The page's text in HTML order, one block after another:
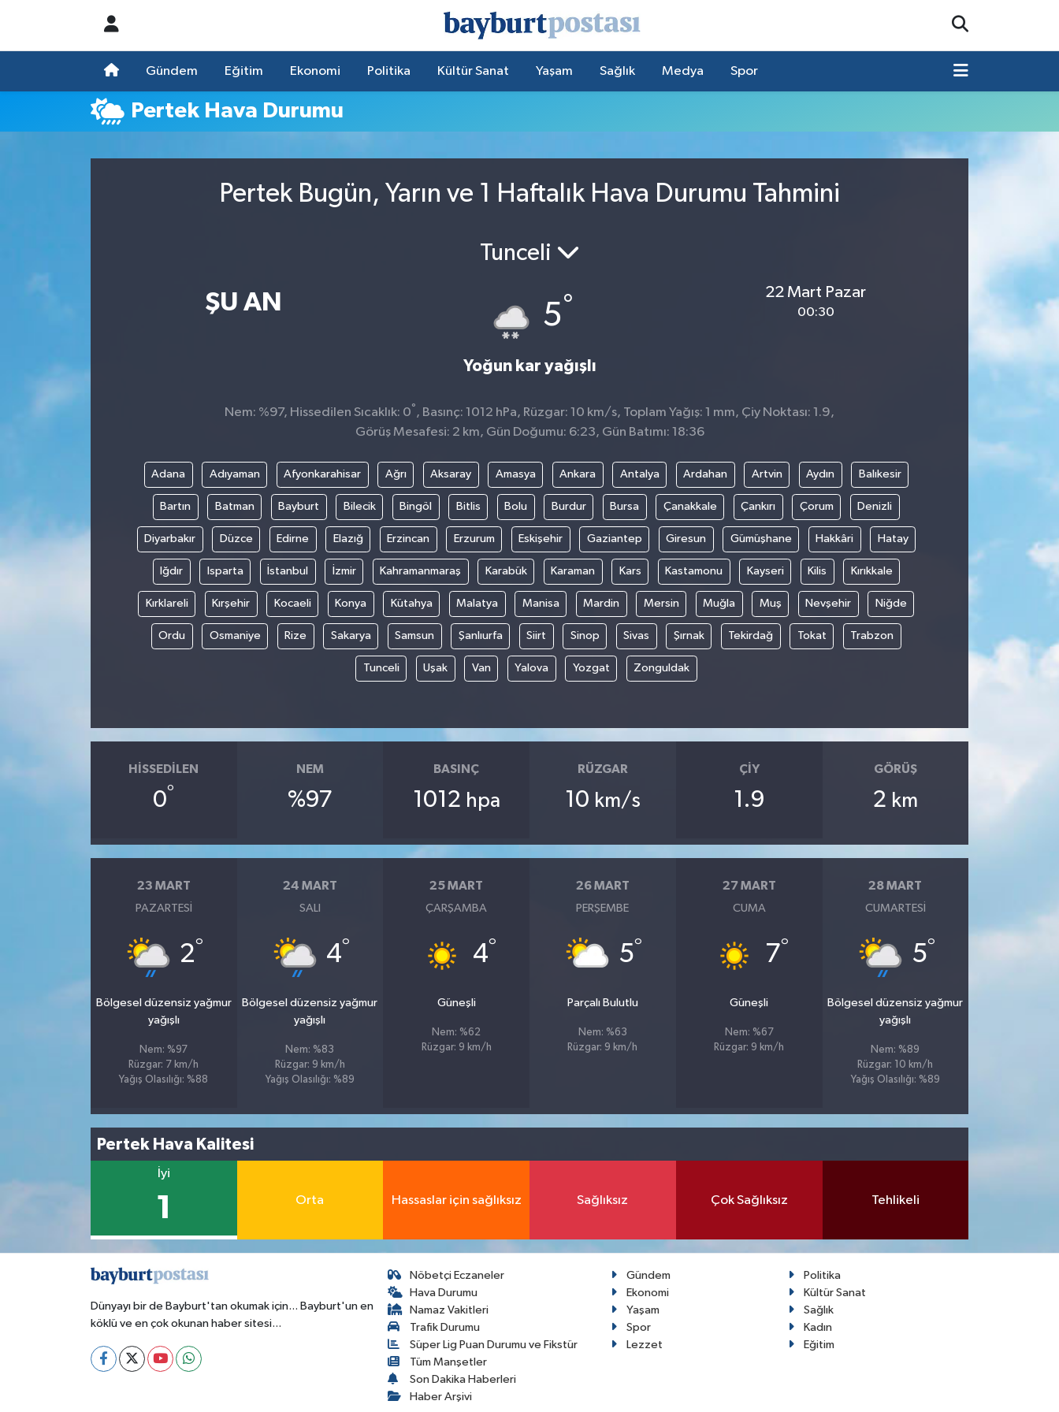
Gündem Eğitim Ekonomi Politika Kültür Sanat Yaşam Sağlık Medya Spor
Pertek Hava Durumu
Pertek Bugün, Yarın ve 1 Haftalık Hava Durumu Tahmini
ŞU AN
Tunceli
5°
Yoğun kar yağışlı
22 Mart Pazar
00:30
Nem: %97, Hissedilen Sıcaklık: 0° , Basınç: 1012 hPa, Rüzgar: 10 km/s, Toplam Yağış: 1 mm, Çiy Noktası: 1.9,
Görüş Mesafesi: 2 km, Gün Doğumu: 6:23, Gün Batımı: 18:36
Adana Adıyaman Afyonkarahisar Ağrı Aksaray Amasya Ankara Antalya Ardahan Artvin Aydın Balıkesir
Bartın Batman Bayburt Bilecik Bingöl Bitlis Bolu Burdur Bursa Çanakkale Çankırı Çorum Denizli
Diyarbakır Düzce Edirne Elazığ Erzincan Erzurum Eskişehir Gaziantep Giresun Gümüşhane Hakkâri Hatay
Iğdır Isparta İstanbul İzmir Kahramanmaraş Karabük Karaman Kars Kastamonu Kayseri Kilis Kırıkkale
Kırklareli Kırşehir Kocaeli Konya Kütahya Malatya Manisa Mardin Mersin Muğla Muş Nevşehir Niğde
Ordu Osmaniye Rize Sakarya Samsun Şanlıurfa Siirt Sinop Sivas Şırnak Tekirdağ Tokat Trabzon
Tunceli Uşak Van Yalova Yozgat Zonguldak
HISSEDILEN
0°
NEM
%97
BASINÇ
1012 hpa
RÜZGAR
10 km/s
ÇIY
1.9
GÖRÜŞ
2 km
23 MART
PAZARTESI
2°
Bölgesel düzensiz yağmur
yağışlı
Nem: %97
Rüzgar: 7 km/h
Yağış Olasılığı: %88
24 MART
SALI
4°
Bölgesel düzensiz yağmur
yağışlı
Nem: %83
Rüzgar: 9 km/h
Yağış Olasılığı: %89
25 MART
ÇARŞAMBA
4°
Güneşli
Nem: %62
Rüzgar: 9 km/h
26 MART
PERŞEMBE
5°
Parçalı Bulutlu
Nem: %63
Rüzgar: 9 km/h
27 MART
CUMA
7°
Güneşli
Nem: %67
Rüzgar: 9 km/h
28 MART
CUMARTESI
5°
Bölgesel düzensiz yağmur
yağışlı
Nem: %89
Rüzgar: 10 km/h
Yağış Olasılığı: %89
Pertek Hava Kalitesi
İyi
1 Orta Hassaslar için sağlıksız Sağlıksız Çok Sağlıksız Tehlikeli
Dünyayı bir de Bayburt'tan okumak için... Bayburt'un en
köklü ve en çok okunan haber sitesi...
Nöbetçi Eczaneler
Hava Durumu
Namaz Vakitleri
Trafik Durumu
Süper Lig Puan Durumu ve Fikstür
Tüm Manşetler
Son Dakika Haberleri
Haber Arşivi
Gündem
Politika
Ekonomi
Kültür Sanat
Yaşam
Sağlık
Spor
Kadın
Lezzet
Eğitim
Hava Durumu